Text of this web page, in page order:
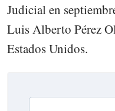
Judicial en
Luis Alberto Pérez
Estados Unidos.